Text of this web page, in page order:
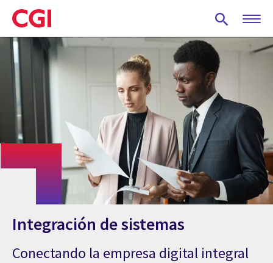
Skip
to
main
content
Integración de sistemas
Conectando la empresa digital integral